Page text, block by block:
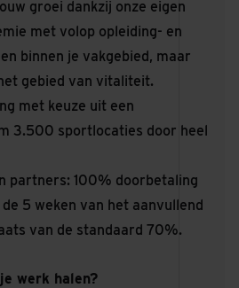
groei dankzij onze eigen
met volop opleiding- en
binnen je vakgebied, maar
gebied van vitaliteit.
met keuze uit een
3.500 sportlocaties door heel
partners: 100% doorbetaling
5 weken van het aanvullend
van de standaard 70%.
werk halen?